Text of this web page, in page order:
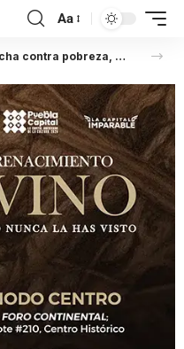
Aa
Trabajo en territorio fortalece lucha contra pobreza, afirma Laura Artemisa